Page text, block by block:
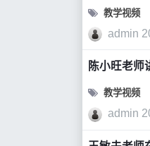
教学视频
admin
陈小旺老师
教学视频
admin